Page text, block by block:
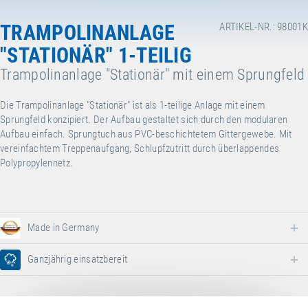
ARTIKEL-NR.: 98001K
TRAMPOLINANLAGE
"STATIONÄR" 1-TEILIG
Trampolinanlage "Stationär" mit einem Sprungfeld
Die Trampolinanlage "Stationär" ist als 1-teilige Anlage mit einem
Sprungfeld konzipiert. Der Aufbau gestaltet sich durch den modularen
Aufbau einfach. Sprungtuch aus PVC-beschichtetem Gittergewebe. Mit
vereinfachtem Treppenaufgang, Schlupfzutritt durch überlappendes
Polypropylennetz.
Made in Germany
Ganzjährig einsatzbereit